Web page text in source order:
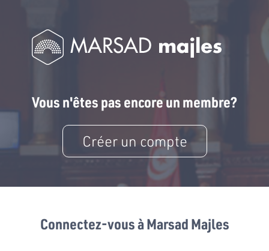
Vous n'êtes pas encore un membre?
Créer un compte
Connectez-vous à Marsad Majles